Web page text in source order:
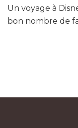
Un voyage à
bon nombre de